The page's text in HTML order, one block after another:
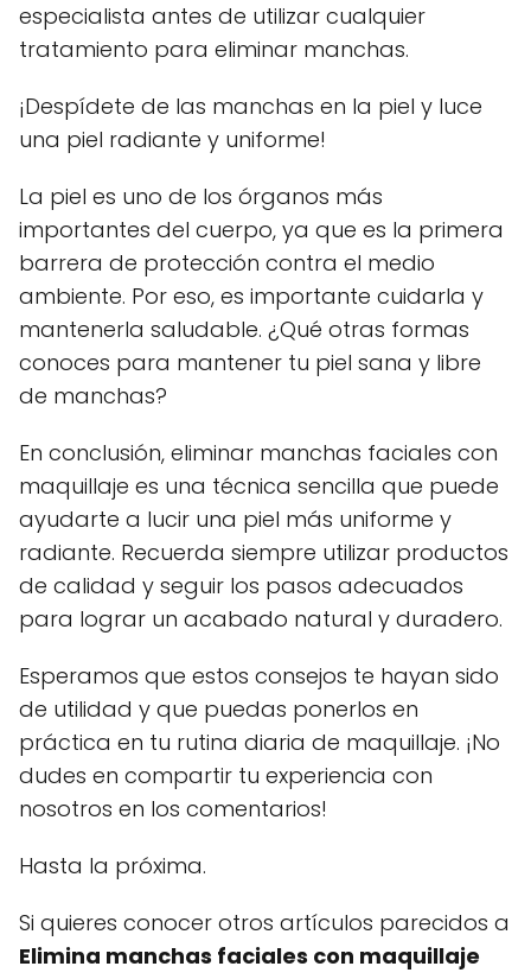
especialista antes de utilizar cualquier
tratamiento para eliminar manchas.
¡Despídete de las manchas en la piel y luce
una piel radiante y uniforme!
La piel es uno de los órganos más
importantes del cuerpo, ya que es la primera
barrera de protección contra el medio
ambiente. Por eso, es importante cuidarla y
mantenerla saludable. ¿Qué otras formas
conoces para mantener tu piel sana y libre
de manchas?
En conclusión, eliminar manchas faciales con
maquillaje es una técnica sencilla que puede
ayudarte a lucir una piel más uniforme y
radiante. Recuerda siempre utilizar productos
de calidad y seguir los pasos adecuados
para lograr un acabado natural y duradero.
Esperamos que estos consejos te hayan sido
de utilidad y que puedas ponerlos en
práctica en tu rutina diaria de maquillaje. ¡No
dudes en compartir tu experiencia con
nosotros en los comentarios!
Hasta la próxima.
Si quieres conocer otros artículos parecidos a
Elimina manchas faciales con maquillaje